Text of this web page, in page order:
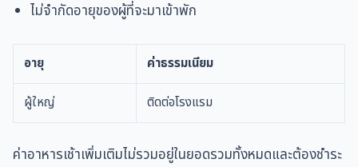
ไม่จำกัดอายุของผู้ที่จะมาเข้าพัก
อายุ ค่าธรรมเนียม
ผู้ใหญ่ ติดต่อโรงแรม
ค่าอาหารเช้าเพิ่มเติมไม่รวมอยู่ในยอดรวมทั้งหมดและต้องชำระ